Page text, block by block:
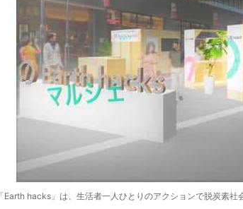
「Earth hacks」は、生活者一人ひとりのアクションで脱炭素